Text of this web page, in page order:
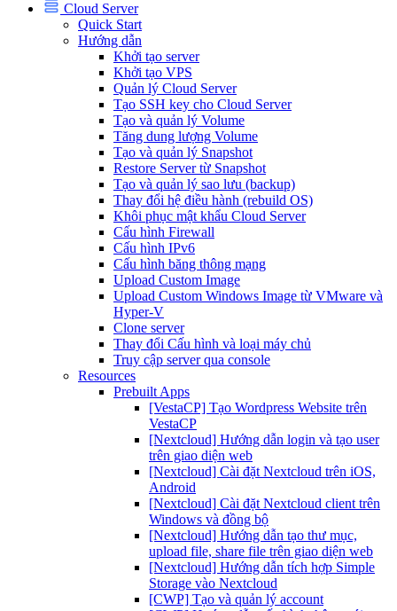
Cloud Server
Quick Start
Hướng dẫn
Khởi tạo server
Khởi tạo VPS
Quản lý Cloud Server
Tạo SSH key cho Cloud Server
Tạo và quản lý Volume
Tăng dung lượng Volume
Tạo và quản lý Snapshot
Restore Server từ Snapshot
Tạo và quản lý sao lưu (backup)
Thay đổi hệ điều hành (rebuild OS)
Khôi phục mật khẩu Cloud Server
Cấu hình Firewall
Cấu hình IPv6
Cấu hình băng thông mạng
Upload Custom Image
Upload Custom Windows Image từ VMware và
Hyper-V
Clone server
Thay đổi Cấu hình và loại máy chủ
Truy cập server qua console
Resources
Prebuilt Apps
[VestaCP] Tạo Wordpress Website trên
VestaCP
[Nextcloud] Hướng dẫn login và tạo user
trên giao diện web
[Nextcloud] Cài đặt Nextcloud trên iOS,
Android
[Nextcloud] Cài đặt Nextcloud client trên
Windows và đồng bộ
[Nextcloud] Hướng dẫn tạo thư mục,
upload file, share file trên giao diện web
[Nextcloud] Hướng dẫn tích hợp Simple
Storage vào Nextcloud
[CWP] Tạo và quản lý account